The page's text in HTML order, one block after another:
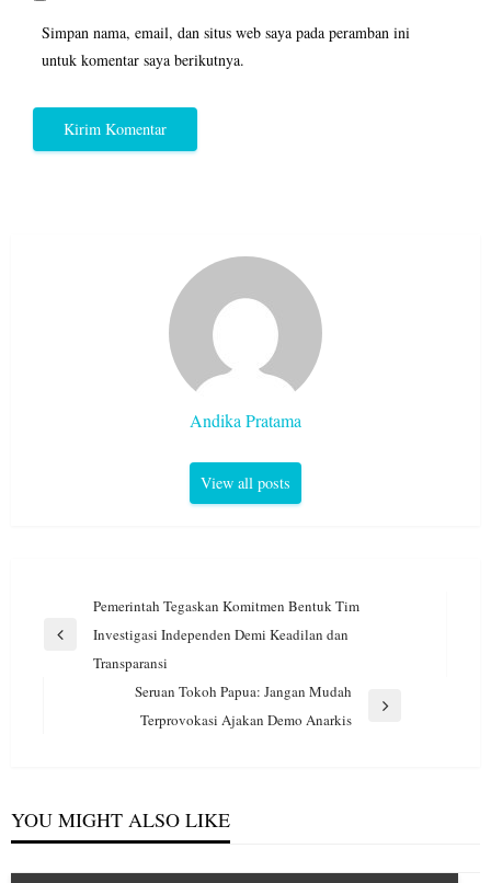
Simpan nama, email, dan situs web saya pada peramban ini
untuk komentar saya berikutnya.
Andika Pratama
View all posts
Navigasi
pos
Pemerintah Tegaskan Komitmen Bentuk Tim
Investigasi Independen Demi Keadilan dan
Transparansi
Seruan Tokoh Papua: Jangan Mudah
Terprovokasi Ajakan Demo Anarkis
YOU MIGHT ALSO LIKE